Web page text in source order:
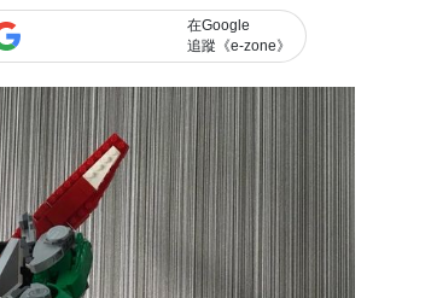
在Google
追蹤《e-zone》